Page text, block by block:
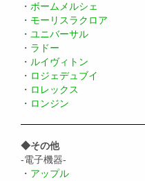
・ ボームメルシェ
・ モーリスラクロア
・ ユニバーサル
・ ラドー
・ ルイヴィトン
・ ロジェデュブイ
・ ロレックス
・ ロンジン
◆その他
-電子機器-
・ アップル